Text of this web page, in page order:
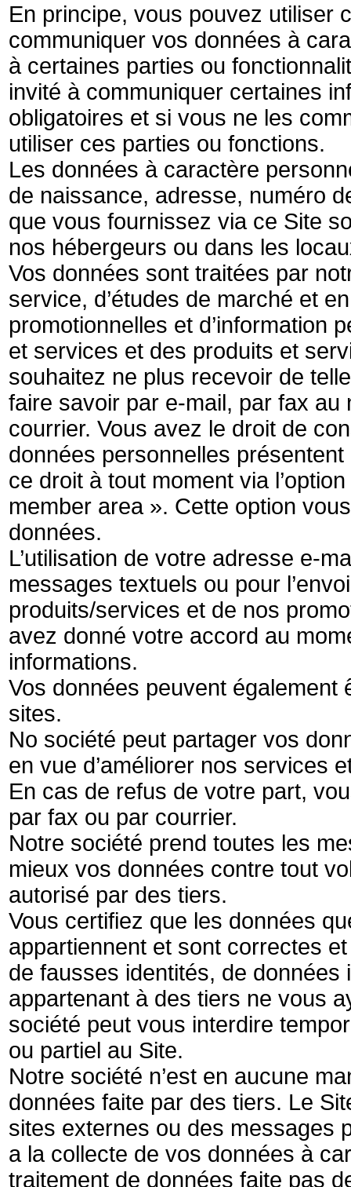
En principe, vous pouvez utiliser
communiquer vos données à
à certaines parties ou
invité à communiquer certaines
obligatoires et si vous ne les
utiliser ces parties ou fonctions.
Les données à caractère
de naissance, adresse, numéro
que vous fournissez via ce Site
nos hébergeurs ou dans les
Vos données sont traitées par
service, d’études de marché et
promotionnelles et d’information
et services et des produits et
souhaitez ne plus recevoir de
faire savoir par e-mail, par fax
courrier. Vous avez le droit de
données personnelles
ce droit à tout moment via
member area ». Cette option
données.
L’utilisation de votre adresse e-
messages textuels ou pour
produits/services et de nos
avez donné votre accord au
informations.
Vos données peuvent
sites.
No société peut partager vos
en vue d’améliorer nos services
En cas de refus de votre part,
par fax ou par courrier.
Notre société prend toutes les
mieux vos données contre tout
autorisé par des tiers.
Vous certifiez que les données
appartiennent et sont correctes
de fausses identités, de
appartenant à des tiers ne vous
société peut vous interdire
ou partiel au Site.
Notre société n’est en aucune
données faite par des tiers. Le
sites externes ou des messages
a la collecte de vos données à
traitement de données faite pas